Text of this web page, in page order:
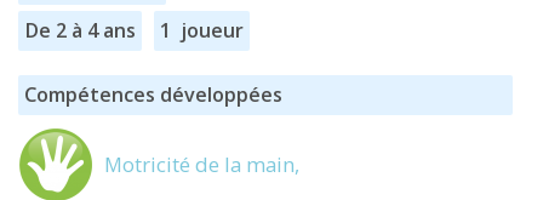
De 2 à 4 ans
1 joueur
Compétences développées
Motricité de la main,